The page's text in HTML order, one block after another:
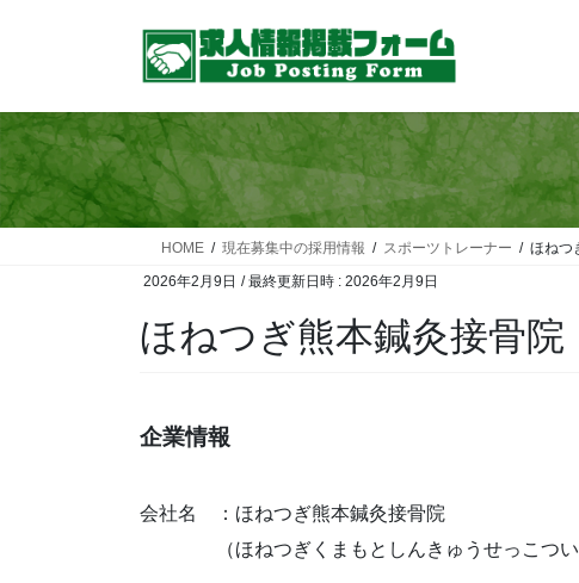
ツ
へ
ス
キ
シ
ョ
ン
に
HOME 現在募集中の採用情報 スポーツトレーナー
ほねつ
2026年2月9日 / 最終更新日時 : 2026年2月9日
ほねつぎ熊本鍼灸接骨院
企業情報
会社名 ：ほねつぎ熊本鍼灸接骨院
（ほねつぎくまもとしんきゅうせっこつい